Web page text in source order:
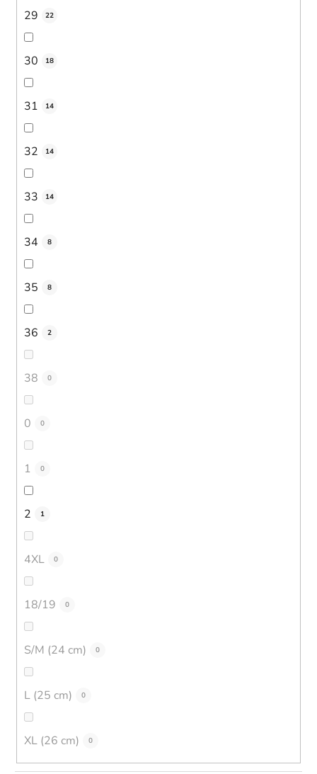
29 22
30 18
31 14
32 14
33 14
34 8
35 8
36 2
38 0
0 0
1 0
2 1
4XL 0
18/19 0
S/M (24 cm) 0
L (25 cm) 0
XL (26 cm) 0